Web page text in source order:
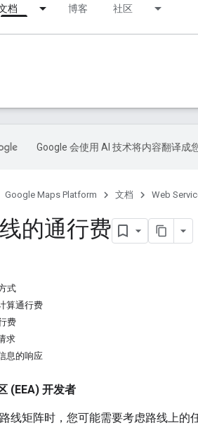
档 博客 社区
Google 会使用 AI 技术将内容翻译成
Google Maps Platform 文档 Web
线的通行费
式
算通行费
费
求
息的响应
(EEA) 开发者
路线矩阵时，您可能需要考虑路线上